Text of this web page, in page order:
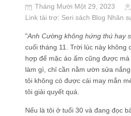
Tháng Mười Một 29, 2023
Link tài trợ: Seri sách Blog Nhân
"Anh Cường không hứng thú hay
cuối tháng 11. Trời lúc này không
hợp để mặc áo ấm cũng được
làm gì, chỉ cần nằm ườn sửa
tôi không có được cái may mắn
tôi giải quyết quá.
Nếu là tôi ở tuổi 30 và đang đọc